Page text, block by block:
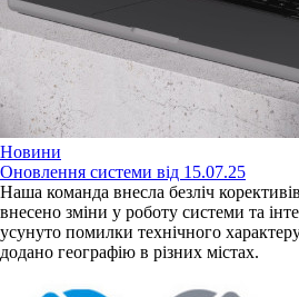
Новини
Оновлення системи від 15.07.25
Наша команда внесла безліч
внесено зміни у роботу системи та
усунуто помилки технічного
додано географію в різних містах.